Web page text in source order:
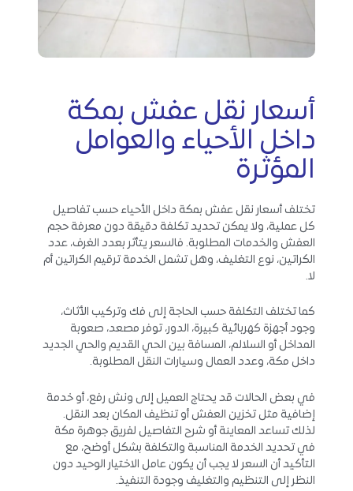
أسعار نقل عفش بمكة
داخل الأحياء والعوامل
المؤثرة
تختلف أسعار نقل عفش بمكة داخل الأحياء حسب تفاصيل
كل عملية، ولا يمكن تحديد تكلفة دقيقة دون معرفة حجم
العفش والخدمات المطلوبة. فالسعر يتأثر بعدد الغرف، عدد
الكراتين، نوع التغليف، وهل تشمل الخدمة ترقيم الكراتين أم
لا.
كما تختلف التكلفة حسب الحاجة إلى فك وتركيب الأثاث،
وجود أجهزة كهربائية كبيرة، الدور، توفر مصعد، صعوبة
المداخل أو السلالم، المسافة بين الحي القديم والحي الجديد
داخل مكة، وعدد العمال وسيارات النقل المطلوبة.
في بعض الحالات قد يحتاج العميل إلى ونش رفع، أو خدمة
إضافية مثل تخزين العفش أو تنظيف المكان بعد النقل.
لذلك تساعد المعاينة أو شرح التفاصيل لفريق جوهرة مكة
في تحديد الخدمة المناسبة والتكلفة بشكل أوضح، مع
التأكيد أن السعر لا يجب أن يكون عامل الاختيار الوحيد دون
النظر إلى التنظيم والتغليف وجودة التنفيذ.